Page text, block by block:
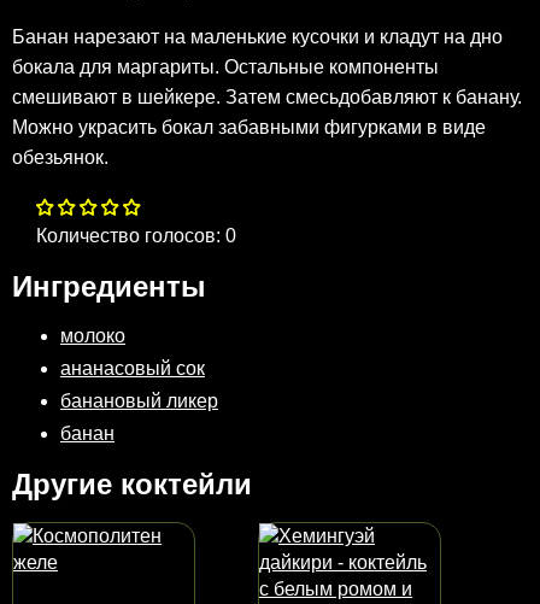
Банан нарезают на маленькие кусочки и кладут на дно
бокала для маргариты. Остальные компоненты
смешивают в шейкере. Затем смесьдобавляют к банану.
Можно украсить бокал забавными фигурками в виде
обезьянок.
Количество голосов: 0
Ингредиенты
молоко
ананасовый сок
банановый ликер
банан
Другие коктейли